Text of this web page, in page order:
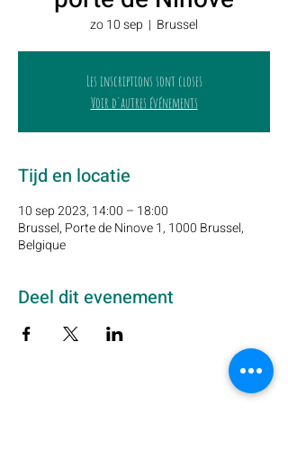
zo 10 sep
  |
Brussel
Les inscriptions sont closes
Voir d'autres événements
Tijd en locatie
10 sep 2023, 14:00 – 18:00
Brussel, Porte de Ninove 1, 1000 Brussel,
Belgique
Deel dit evenement